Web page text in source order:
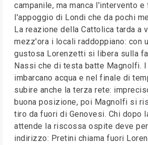
campanile, ma manca l'intervento
l'appoggio di Londi che da pochi
La reazione della Cattolica tarda a
mezz'ora i locali raddoppiano: con
gustosa Lorenzetti si libera sulla
Nassi che di testa batte Magnolfi.
imbarcano acqua e nel finale di
subire anche la terza rete:
buona posizione, poi Magnolfi si
tiro da fuori di Genovesi. Chi dopo
attende la riscossa ospite deve
indirizzo: Pretini chiama fuori